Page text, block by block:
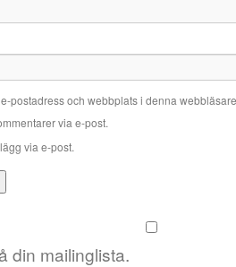
postadress och webbplats i denna
via e-post.
via e-post.
din mailinglista.